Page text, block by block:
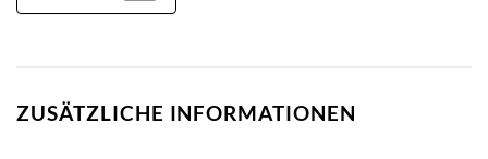
ZUSÄTZLICHE INFORMATIONEN